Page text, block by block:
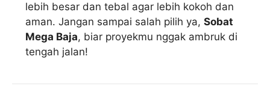
lebih besar dan tebal agar lebih kokoh dan
aman. Jangan sampai salah pilih ya,Sobat
Mega Baja, biar proyekmu nggak ambruk di
tengah jalan!